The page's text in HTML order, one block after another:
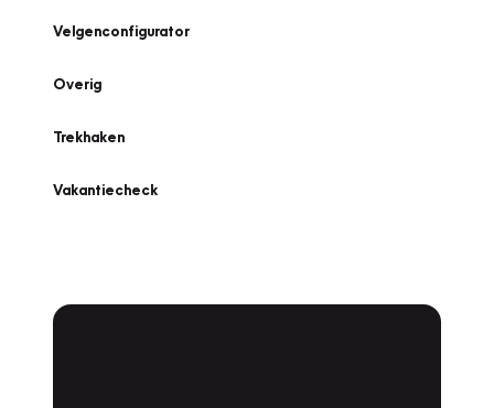
Velgenconfigurator
Overig
Trekhaken
Vakantiecheck